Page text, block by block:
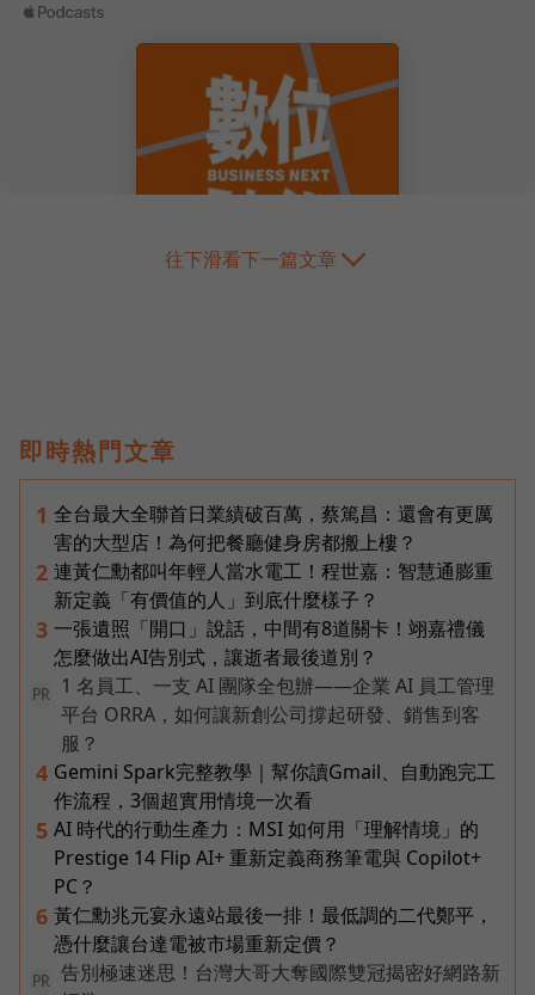
往下滑看下一篇文章
即時熱門文章
1 全台最大全聯首日業績破百萬，蔡篤昌：還會有更厲
害的大型店！為何把餐廳健身房都搬上樓？
2 連黃仁勳都叫年輕人當水電工！程世嘉：智慧通膨重
新定義「有價值的人」到底什麼樣子？
3 一張遺照「開口」說話，中間有8道關卡！翊嘉禮儀
怎麼做出AI告別式，讓逝者最後道別？
PR
1 名員工、一支 AI 團隊全包辦——企業 AI 員工管理
平台 ORRA，如何讓新創公司撐起研發、銷售到客
服？
4 Gemini Spark完整教學｜幫你讀Gmail、自動跑完工
作流程，3個超實用情境一次看
5 AI 時代的行動生產力：MSI 如何用「理解情境」的
Prestige 14 Flip AI+ 重新定義商務筆電與 Copilot+
PC？
6 黃仁勳兆元宴永遠站最後一排！最低調的二代鄭平，
憑什麼讓台達電被市場重新定價？
PR
告別極速迷思！台灣大哥大奪國際雙冠揭密好網路新